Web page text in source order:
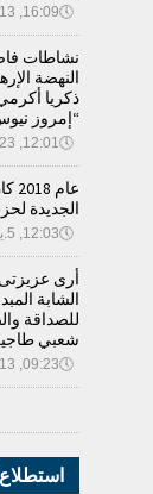
🕔16:09, 13.سبتمبر 2019
نشاطات
النهضة
ذكريا
“إمروز
🕔12:01, 23.يناير 2019
الجديدة
🕔12:03, 5.يناير 2019
أرى
الشابة
للصداقة
شعبي
🕔09:23, 13.فبراير 2018